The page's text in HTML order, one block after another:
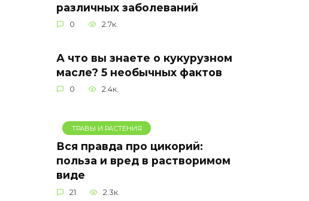
различных заболеваний
0 2.7к.
А что вы знаете о кукурузном
масле? 5 необычных фактов
0 2.4к.
ТРАВЫ И РАСТЕНИЯ
Вся правда про цикорий:
польза и вред в растворимом
виде
21 2.3к.